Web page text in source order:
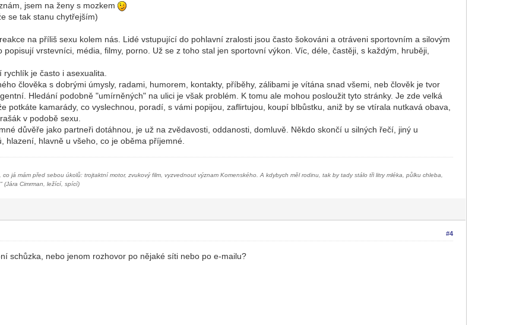
jsem na ženy s mozkem
se tak stanu chytřejším)
na příliš sexu kolem nás. Lidé vstupující do pohlavní zralosti jsou často šokováni a otráveni sportovním a silovým
popisují vrstevníci, média, filmy, porno. Už se z toho stal jen sportovní výkon. Víc, déle, častěji, s každým, hruběji,
rychlík je často i asexualita.
člověka s dobrými úmysly, radami, humorem, kontakty, příběhy, zálibami je vítána snad všemi, neb člověk je tvor
Hledání podobně "umírněných" na ulici je však problém. K tomu ale mohou posloužit tyto stránky. Je zde velká
potkáte kamarády, co vyslechnou, poradí, s vámi popijou, zaflirtujou, koupí blbůstku, aniž by se vtírala nutkavá obava,
v podobě sexu.
důvěře jako partneři dotáhnou, je už na zvědavosti, oddanosti, domluvě. Někdo skončí u silných řečí, jiný u
hlazení, hlavně u všeho, co je oběma příjemné.
já mám před sebou úkolů: trojtaktní motor, zvukový film, vyzvednout význam Komenského. A kdybych měl rodinu, tak by tady stálo tři litry mléka, půlku chleba,
(Jára Cimrman, ležící, spící)
#4
schůzka, nebo jenom rozhovor po nějaké síti nebo po e-mailu?